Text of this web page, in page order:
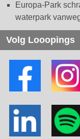
Europa-Park
waterpark
Volg Looopings